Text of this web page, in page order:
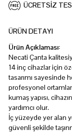
ÜCRETSİZ
ÜRÜN DETAYI
Ürün Açıklaması:
Necati Çanta
14 inç cihazlar için
tasarımı sayesinde
profesyonel
kumaş yapısı,
yardımcı olur.
İç yüzeyde yer alan
güvenli şekilde